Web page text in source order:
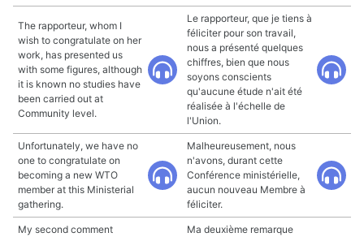
The rapporteur, whom I
wish to congratulate on her
work, has presented us
with some figures, although
it is known no studies have
been carried out at
Community level.
Le rapporteur, que je tiens à
féliciter pour son travail,
nous a présenté quelques
chiffres, bien que nous
soyons conscients
qu'aucune étude n'ait été
réalisée à l'échelle de
l'Union.
Unfortunately, we have no
one to congratulate on
becoming a new WTO
member at this Ministerial
gathering.
Malheureusement, nous
n'avons, durant cette
Conférence ministérielle,
aucun nouveau Membre à
féliciter.
My second comment
Ma deuxième remarque